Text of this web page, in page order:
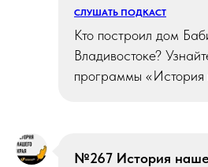
СЛУШАТЬ ПОДКАСТ
Кто построил дом
Владивостоке?
программы «История
№267 История